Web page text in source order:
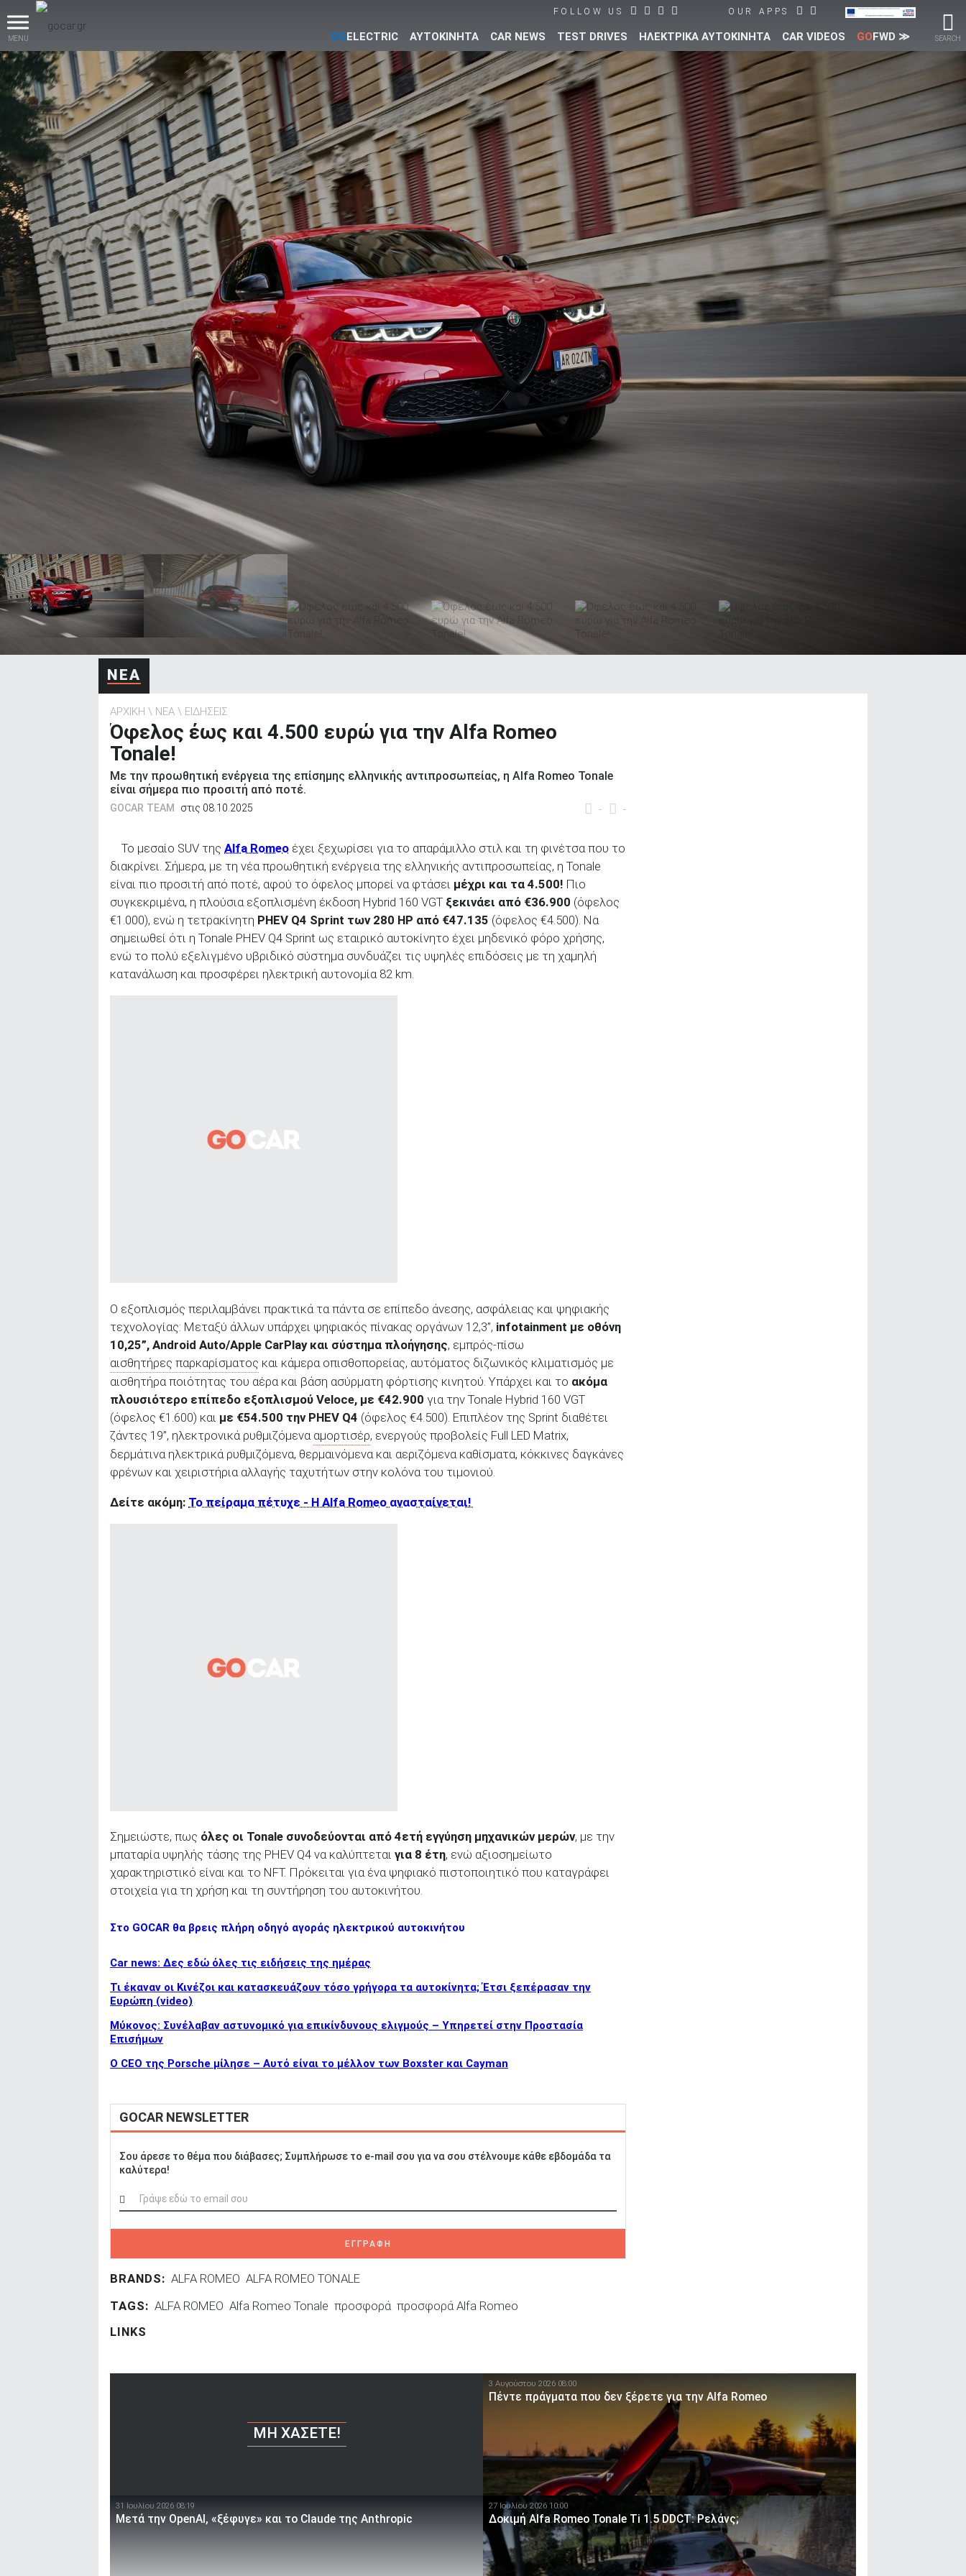
MENU SEARCH
FOLLOW US OUR APPS
GOELECTRIC ΑΥΤΟΚΙΝΗΤΑ CAR NEWS TEST DRIVES ΗΛΕΚΤΡΙΚΑ ΑΥΤΟΚΙΝΗΤΑ CAR VIDEOS GOFWD ≫
Βρες τα πάντα για το αυτοκίνητο!
βρες το!
Καινούρια
ΑΝΑΖΗΤΗΣΗ
Επιχειρήσεις
ΑΝΑΖΗΤΗΣΗ
ΝΕΑ
ΑΡΧΙΚΗ ΝΕΑ ΕΙΔΗΣΕΙΣ
Όφελος έως και 4.500 ευρώ για την Alfa Romeo
Tonale!
Με την προωθητική ενέργεια της επίσημης ελληνικής αντιπροσωπείας, η Alfa Romeo Tonale
είναι σήμερα πιο προσιτή από ποτέ.
- -
GOCAR TEAM στις 08.10.2025
Το μεσαίο SUV της Alfa Romeo έχει ξεχωρίσει για το απαράμιλλο στιλ και τη φινέτσα που το
διακρίνει. Σήμερα, με τη νέα προωθητική ενέργεια της ελληνικής αντιπροσωπείας, η Tonale
είναι πιο προσιτή από ποτέ, αφού το όφελος μπορεί να φτάσει μέχρι και τα 4.500! Πιο
συγκεκριμένα, η πλούσια εξοπλισμένη έκδοση Hybrid 160 VGT ξεκινάει από €36.900 (όφελος
€1.000), ενώ η τετρακίνητη PHEV Q4 Sprint των 280 HP από €47.135 (όφελος €4.500). Να
σημειωθεί ότι η Tonale PHEV Q4 Sprint ως εταιρικό αυτοκίνητο έχει μηδενικό φόρο χρήσης,
ενώ το πολύ εξελιγμένο υβριδικό σύστημα συνδυάζει τις υψηλές επιδόσεις με τη χαμηλή
κατανάλωση και προσφέρει ηλεκτρική αυτονομία 82 km.
Ο εξοπλισμός περιλαμβάνει πρακτικά τα πάντα σε επίπεδο άνεσης, ασφάλειας και ψηφιακής
τεχνολογίας: Μεταξύ άλλων υπάρχει ψηφιακός πίνακας οργάνων 12,3”, infotainment με οθόνη
10,25”, Android Auto/Apple CarPlay και σύστημα πλοήγησης, εμπρός-πίσω
αισθητήρες παρκαρίσματος και κάμερα οπισθοπορείας, αυτόματος διζωνικός κλιματισμός με
αισθητήρα ποιότητας του αέρα και βάση ασύρματη φόρτισης κινητού. Υπάρχει και το ακόμα
πλουσιότερο επίπεδο εξοπλισμού Veloce, με €42.900 για την Tonale Hybrid 160 VGT
(όφελος €1.600) και με €54.500 την PHEV Q4 (όφελος €4.500). Επιπλέον της Sprint διαθέτει
ζάντες 19”, ηλεκτρονικά ρυθμιζόμενα αμορτισέρ, ενεργούς προβολείς Full LED Matrix,
δερμάτινα ηλεκτρικά ρυθμιζόμενα, θερμαινόμενα και αεριζόμενα καθίσματα, κόκκινες δαγκάνες
φρένων και χειριστήρια αλλαγής ταχυτήτων στην κολόνα του τιμονιού.
Δείτε ακόμη: To πείραμα πέτυχε - H Alfa Romeo ανασταίνεται!
Σημειώστε, πως όλες οι Tonale συνοδεύονται από 4ετή εγγύηση μηχανικών μερών, με την
μπαταρία υψηλής τάσης της PHEV Q4 να καλύπτεται για 8 έτη, ενώ αξιοσημείωτο
χαρακτηριστικό είναι και το NFT. Πρόκειται για ένα ψηφιακό πιστοποιητικό που καταγράφει
στοιχεία για τη χρήση και τη συντήρηση του αυτοκινήτου.
Στο GOCAR θα βρεις πλήρη οδηγό αγοράς ηλεκτρικού αυτοκινήτου
Car news: Δες εδώ όλες τις ειδήσεις της ημέρας
Τι έκαναν οι Κινέζοι και κατασκευάζουν τόσο γρήγορα τα αυτοκίνητα; Έτσι ξεπέρασαν την
Ευρώπη (video)
Μύκονος: Συνέλαβαν αστυνομικό για επικίνδυνους ελιγμούς – Υπηρετεί στην Προστασία
Επισήμων
Ο CEO της Porsche μίλησε – Αυτό είναι το μέλλον των Boxster και Cayman
GOCAR NEWSLETTER
Σου άρεσε το θέμα που διάβασες; Συμπλήρωσε το e-mail σου για να σου στέλνουμε κάθε εβδομάδα τα
καλύτερα!
ΕΓΓΡΑΦΗ
BRANDS: ALFA ROMEO ALFA ROMEO TONALE
TAGS: ALFA ROMEO Alfa Romeo Tonale προσφορά προσφορά Alfa Romeo
LINKS
ΜΗ ΧΆΣΕΤΕ!
3 Αυγούστου 2026 08:00
Πέντε πράγματα που δεν ξέρετε για την Alfa Romeo
31 Ιουλίου 2026 08:19
Μετά την OpenAI, «ξέφυγε» και το Claude της Anthropic
27 Ιουλίου 2026 10:00
Δοκιμή Alfa Romeo Tonale Ti 1.5 DDCT: Ρελάνς;